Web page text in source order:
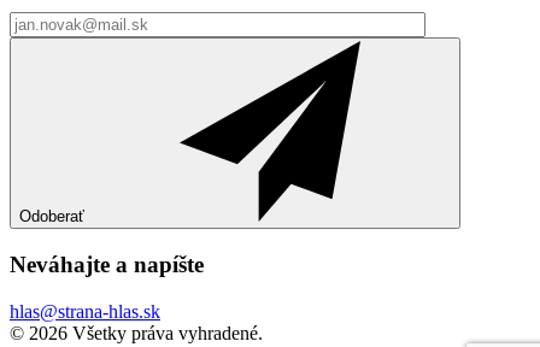
Odoberať
Neváhajte a napíšte
hlas@strana-hlas.sk
©️ 2026 Všetky práva vyhradené.